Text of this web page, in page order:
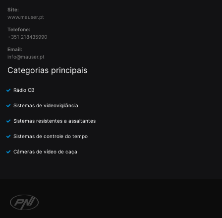
Site:
www.mauser.pt
Telefone:
+351 218435990
Email:
info@mauser.pt
Categorias principais
Rádio CB
Sistemas de videovigilância
Sistemas resistentes a assaltantes
Sistemas de controle do tempo
Câmeras de vídeo de caça